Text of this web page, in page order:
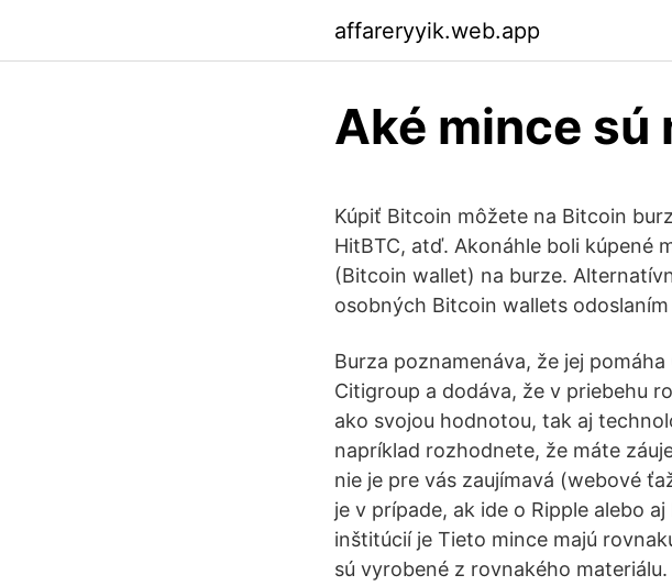
affareryyik.web.app
Aké mince sú
Kúpiť Bitcoin môžete na Bitcoin
HitBTC, atď. Akonáhle boli kúpené
(Bitcoin wallet) na burze.
osobných Bitcoin wallets
Burza poznamenáva, že jej
Citigroup a dodáva, že v priebehu
ako svojou hodnotou, tak aj
napríklad rozhodnete, že máte
nie je pre vás zaujímavá (webové
je v prípade, ak ide o Ripple alebo
inštitúcií je Tieto mince majú
sú vyrobené z rovnakého